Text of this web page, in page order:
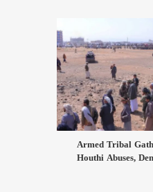
Armed Tribal
Houthi Abuses,